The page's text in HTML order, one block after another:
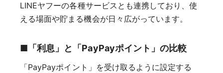
LINEヤフーの各種サービスとも連携しており、使
える場面や貯まる機会が日々広がっています。
■「利息」と「PayPayポイント」の比較
「PayPayポイント」を受け取るように設定する